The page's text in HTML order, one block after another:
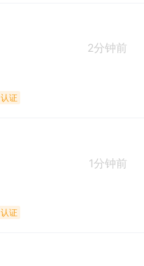
2分钟前
认证
1分钟前
认证